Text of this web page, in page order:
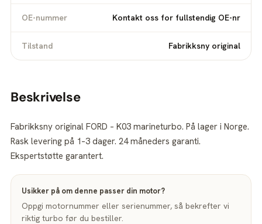
OE-nummer Kontakt oss for fullstendig OE-nr
Tilstand Fabrikksny original
Beskrivelse
Fabrikksny original FORD – K03 marineturbo. På lager i Norge.
Rask levering på 1–3 dager. 24 måneders garanti.
Ekspertstøtte garantert.
Usikker på om denne passer din motor?
Oppgi motornummer eller serienummer, så bekrefter vi
riktig turbo før du bestiller.